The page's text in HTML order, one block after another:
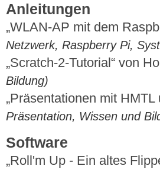
Anleitungen
„WLAN-AP mit dem
Netzwerk, Raspberry Pi,
„Scratch-2-Tutorial“ von
Bildung)
„Präsentationen mit
Präsentation, Wissen und
Software
„Roll'm Up - Ein altes